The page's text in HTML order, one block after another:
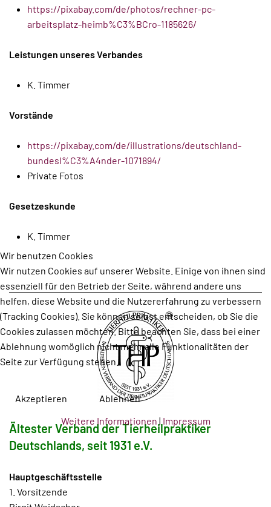
https://pixabay.com/de/photos/rechner-pc-
arbeitsplatz-heimb%C3%BCro-1185626/
Leistungen unseres Verbandes
K. Timmer
Vorstände
https://pixabay.com/de/illustrations/deutschland-
bundesl%C3%A4nder-1071894/
Private Fotos
Gesetzeskunde
K. Timmer
Ältester Verband der Tierheilpraktiker
Deutschlands, seit 1931 e.V.
Hauptgeschäftsstelle
1. Vorsitzende
Wir benutzen Cookies
Wir nutzen Cookies auf unserer Website. Einige von ihnen sind
essenziell für den Betrieb der Seite, während andere uns
helfen, diese Website und die Nutzererfahrung zu verbessern
(Tracking Cookies). Sie können selbst entscheiden, ob Sie die
Cookies zulassen möchten. Bitte beachten Sie, dass bei einer
Ablehnung womöglich nicht mehr alle Funktionalitäten der
Seite zur Verfügung stehen.
Akzeptieren
Ablehnen
Weitere Informationen | Impressum